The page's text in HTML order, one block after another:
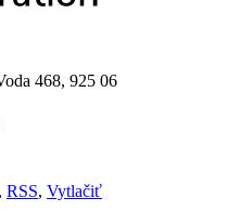
468, 925 06
, RSS, Vytlačiť